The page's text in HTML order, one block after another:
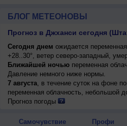
БЛОГ МЕТЕОНОВЫ
Прогноз в Джханси сегодня
Сегодня днем ожидается
+28..30°, ветер северо-западный,
Ближайшей ночьюпеременная
Давление немного ниже нормы.
7 августа, в течение суток на фоне
переменная облачность, небольшой
днем +28..30°, ветер западный,
Прогноз погоды
Самочувствие Профи